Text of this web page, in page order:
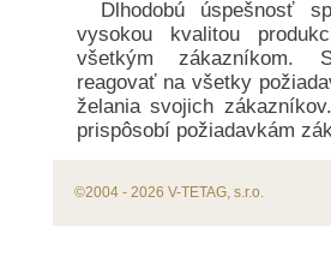
Dlhodobú úspešnosť
vysokou kvalitou
všetkým zákazníkom.
reagovať na všetky
želania svojich
prispôsobí požiadavkám
©2004 - 2026 V-TETAG, s.r.o.